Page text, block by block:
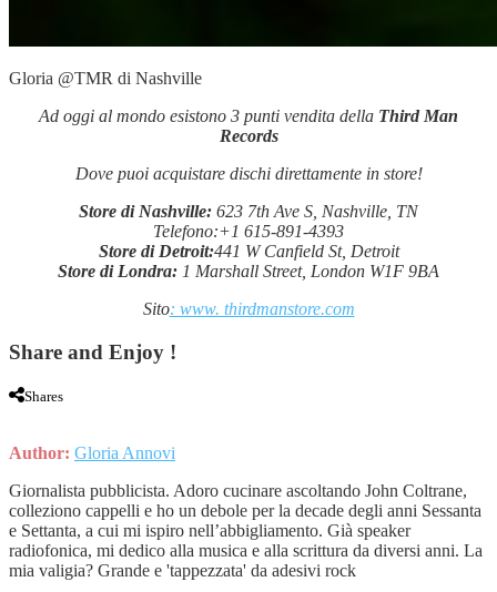
Gloria @TMR di Nashville
Ad oggi al mondo esistono 3 punti vendita della Third Man
Records
Dove puoi acquistare dischi direttamente in store!
Store di Nashville: 623 7th Ave S, Nashville, TN
Telefono:+1 615-891-4393
Store di Detroit:441 W Canfield St, Detroit
Store di Londra: 1 Marshall Street, London W1F 9BA
Sito: www. thirdmanstore.com
Share and Enjoy !
Shares
Author: Gloria Annovi
Giornalista pubblicista. Adoro cucinare ascoltando John Coltrane,
colleziono cappelli e ho un debole per la decade degli anni Sessanta
e Settanta, a cui mi ispiro nell’abbigliamento. Già speaker
radiofonica, mi dedico alla musica e alla scrittura da diversi anni. La
mia valigia? Grande e 'tappezzata' da adesivi rock